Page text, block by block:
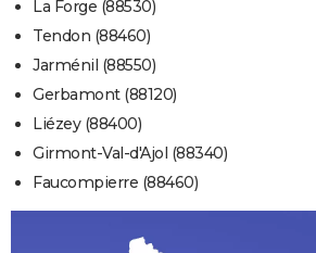
La Forge (88530)
Tendon (88460)
Jarménil (88550)
Gerbamont (88120)
Liézey (88400)
Girmont-Val-d'Ajol (88340)
Faucompierre (88460)